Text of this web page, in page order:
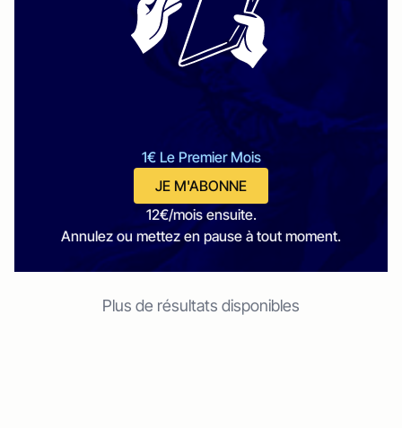
1€ Le Premier Mois
JE M'ABONNE
12€/mois ensuite.
Annulez ou mettez en pause à tout moment.
Plus de résultats disponibles